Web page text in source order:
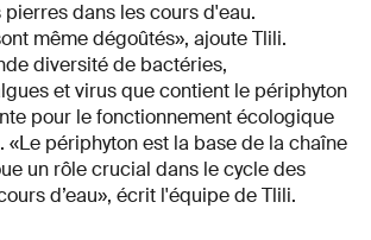
dans les cours d'eau.
même dégoûtés», ajoute Tlili.
diversité de bactéries,
et virus que contient le périphyton
pour le fonctionnement écologique
«Le périphyton est la base de la chaîne
un rôle crucial dans le cycle des
d’eau», écrit l'équipe de Tlili.